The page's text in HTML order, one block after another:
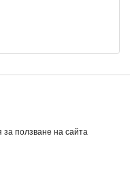
ползване на сайта